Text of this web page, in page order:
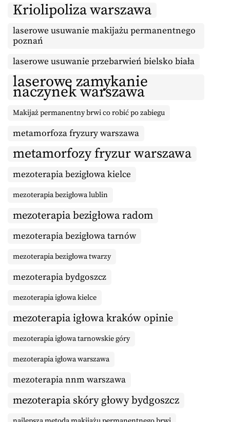
Kriolipoliza warszawa
laserowe usuwanie makijażu permanentnego
poznań
laserowe usuwanie przebarwień bielsko biała
laserowe zamykanie
naczynek warszawa
Makijaż permanentny brwi co robić po zabiegu
metamorfoza fryzury warszawa
metamorfozy fryzur warszawa
mezoterapia bezigłowa kielce
mezoterapia bezigłowa lublin
mezoterapia bezigłowa radom
mezoterapia bezigłowa tarnów
mezoterapia bezigłowa twarzy
mezoterapia bydgoszcz
mezoterapia igłowa kielce
mezoterapia igłowa kraków opinie
mezoterapia igłowa tarnowskie góry
mezoterapia igłowa warszawa
mezoterapia nnm warszawa
mezoterapia skóry głowy bydgoszcz